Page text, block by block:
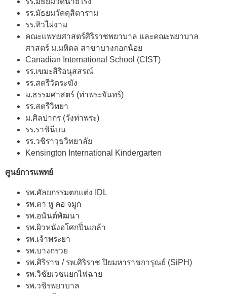
รร.มัธยมวัดดุสิตาราม
รร.ทิวไผ่งาม
คณะแพทยศาสตร์ศิริราชพยาบาล และคณะพยาบาล
ศาสตร์ ม.มหิดล สาขาบางกอกน้อย
Canadian International School (CIST)
รร.เขมะสิริอนุสสรณ์
รร.สตรีวัดระฆัง
ม.ธรรมศาสตร์ (ท่าพระจันทร์)
รร.สตรีวิทยา
ม.ศิลปากร (วังท่าพระ)
รร.ราชินีบน
รร.วชิราวุธวิทยาลัย
Kensington International Kindergarten
ศูนย์การแพทย์
รพ.ศัลยกรรมตกแต่ง IDL
รพ.ตา หู คอ จมูก
รพ.อนันต์พัฒนา
รพ.ผิวหนังอโศกปิ่นเกล้า
รพ.เจ้าพระยา
รพ.บางกรวย
รพ.ศิริราช / รพ.ศิริราช ปิยมหาราชการุณย์ (SiPH)
รพ.วิชัยเวชแยกไฟฉาย
รพ.วชิรพยาบาล